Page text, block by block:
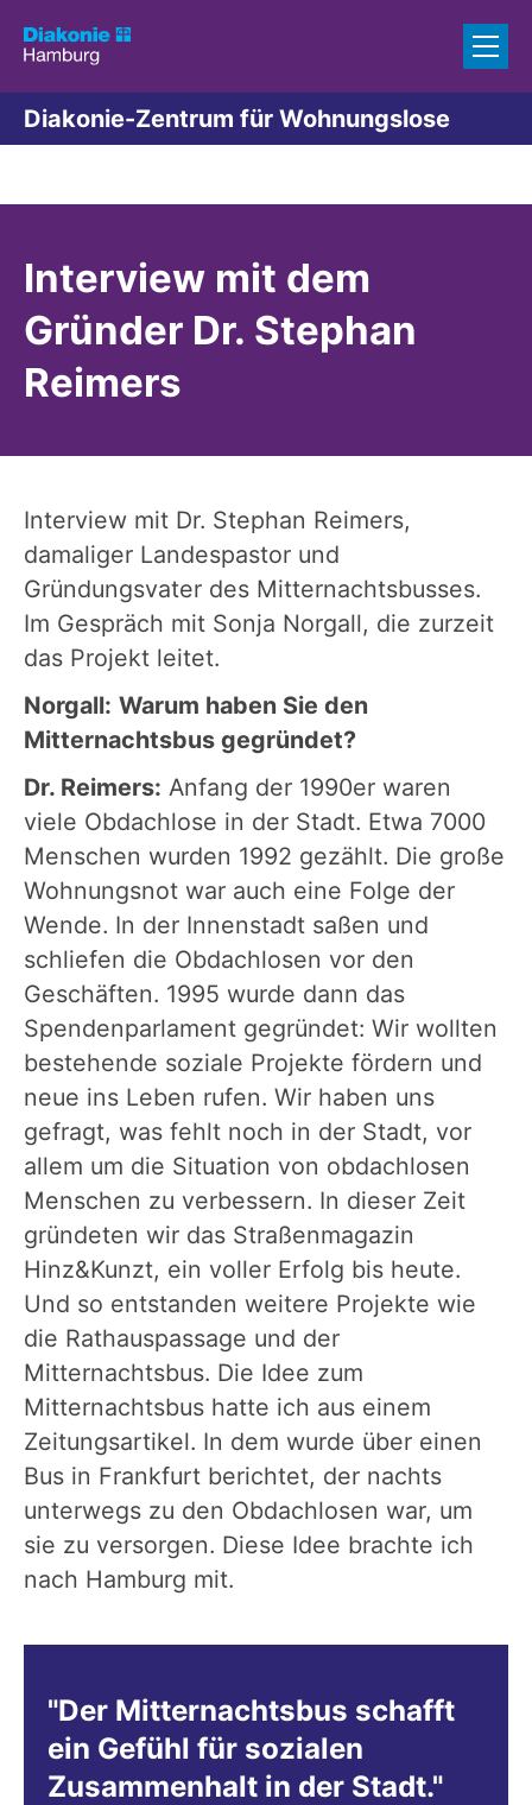
Diakonie-Zentrum für Wohnungslose
Interview mit dem
Gründer Dr. Stephan
Reimers
Interview mit Dr. Stephan Reimers,
damaliger Landespastor und
Gründungsvater des Mitternachtsbusses.
Im Gespräch mit Sonja Norgall, die zurzeit
das Projekt leitet.
Norgall: Warum haben Sie den
Mitternachtsbus gegründet?
Dr. Reimers: Anfang der 1990er waren
viele Obdachlose in der Stadt. Etwa 7000
Menschen wurden 1992 gezählt. Die große
Wohnungsnot war auch eine Folge der
Wende. In der Innenstadt saßen und
schliefen die Obdachlosen vor den
Geschäften. 1995 wurde dann das
Spendenparlament gegründet: Wir wollten
bestehende soziale Projekte fördern und
neue ins Leben rufen. Wir haben uns
gefragt, was fehlt noch in der Stadt, vor
allem um die Situation von obdachlosen
Menschen zu verbessern. In dieser Zeit
gründeten wir das Straßenmagazin
Hinz&Kunzt, ein voller Erfolg bis heute.
Und so entstanden weitere Projekte wie
die Rathauspassage und der
Mitternachtsbus. Die Idee zum
Mitternachtsbus hatte ich aus einem
Zeitungsartikel. In dem wurde über einen
Bus in Frankfurt berichtet, der nachts
unterwegs zu den Obdachlosen war, um
sie zu versorgen. Diese Idee brachte ich
nach Hamburg mit.
"Der Mitternachtsbus schafft
ein Gefühl für sozialen
Zusammenhalt in der Stadt."